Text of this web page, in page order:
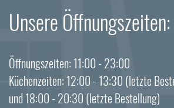
Unsere Öffnungszeiten:
Öffnungszeiten: 11:00 - 23:00
Küchenzeiten: 12:00 - 13:30 (letzte
und 18:00 - 20:30 (letzte Bestellung)